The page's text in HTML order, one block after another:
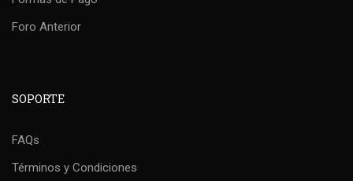
Foro Anterior
SOPORTE
FAQs
Términos y Condiciones